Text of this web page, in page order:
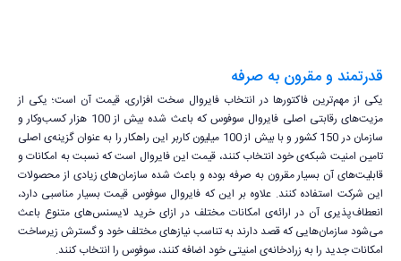
قدرتمند و مقرون به صرفه
یکی از مهم‌ترین فاکتورها در انتخاب فایروال سخت افزاری، قیمت آن است؛ یکی از
مزیت‌های رقابتی اصلی فایروال سوفوس که باعث شده بیش از 100 هزار کسب‌وکار و
سازمان در 150 کشور و با بیش از 100 میلیون کاربر این راهکار را به عنوان گزینه‌ی اصلی
تامین امنیت شبکه‌ی خود انتخاب کنند، قیمت این فایروال است که نسبت به امکانات و
قابلیت‌های آن بسیار مقرون به صرفه بوده و باعث شده سازمان‌های زیادی از محصولات
این شرکت استفاده کنند. علاوه بر این که فایروال سوفوس قیمت بسیار مناسبی دارد،
انعطاف‌پذیری آن در ارائه‌ی امکانات مختلف در ازای خرید لایسنس‌های متنوع باعث
می‌شود سازمان‌هایی که قصد دارند به تناسب نیازهای مختلف خود و گسترش زیرساخت
امکانات جدید را به زرادخانه‌ی امنیتی خود اضافه کنند، سوفوس را انتخاب کنند.